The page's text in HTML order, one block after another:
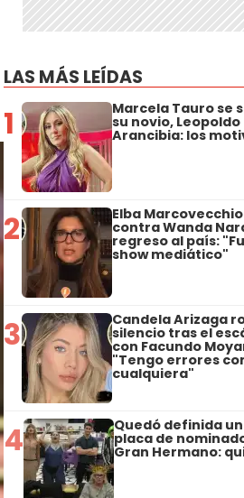
LAS MÁS LEÍDAS
1 Marcela Tauro se
su novio, Leopoldo
Arancibia: los
2 Elba
contra Wanda
regreso al país:
show mediático"
3 Candela Arizaga
silencio tras el
con Facundo
"Tengo errores
cualquiera"
4 Quedó definida
placa de
Gran Hermano: